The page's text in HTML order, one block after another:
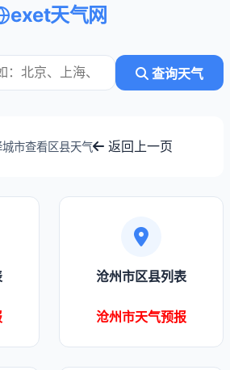
exet天气网
查询天气
市查看区县天气 返回上一页
沧州市区县列表
沧州市天气预报